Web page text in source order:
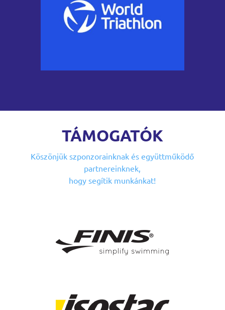
TÁMOGATÓK
Köszönjük szponzorainknakés együttműködő
partnereinknek,
hogy segítik munkánkat!